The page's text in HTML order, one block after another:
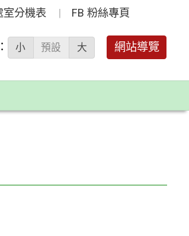
室分機表 FB 粉絲專頁
小 預設 大 網站導覽